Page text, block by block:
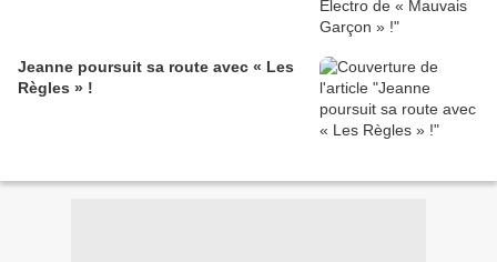
Jeanne poursuit sa route avec « Les
Règles » !